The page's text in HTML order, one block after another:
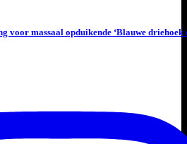
voor massaal opduikende ‘Blauwe driehoek